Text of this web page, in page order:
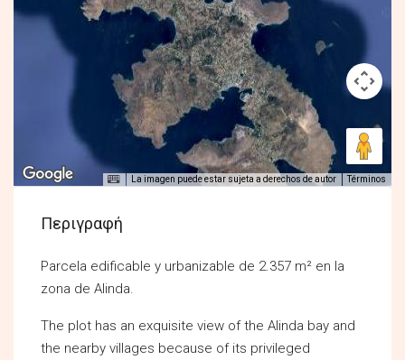
La imagen puede estar sujeta a derechos de autor Términos
Περιγραφή
Parcela edificable y urbanizable de 2.357 m² en la
zona de Alinda.
The plot has an exquisite view of the Alinda bay and
the nearby villages because of its privileged